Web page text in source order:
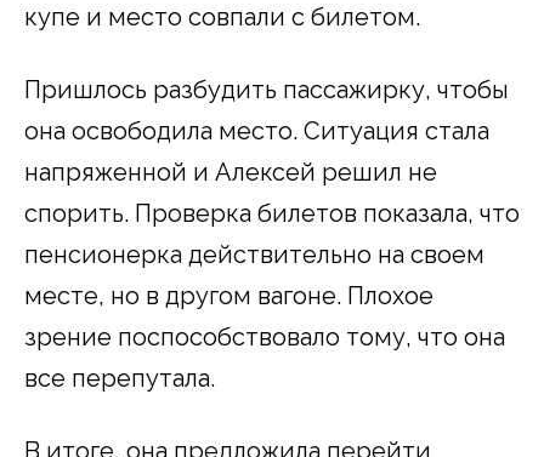
купе и место совпали с билетом.
Пришлось разбудить пассажирку, чтобы
она освободила место. Ситуация стала
напряженной и Алексей решил не
спорить. Проверка билетов показала, что
пенсионерка действительно на своем
месте, но в другом вагоне. Плохое
зрение поспособствовало тому, что она
все перепутала.
В итоге, она предложила перейти